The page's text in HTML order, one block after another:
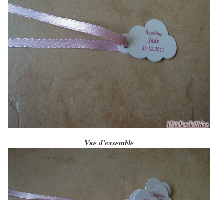
Vue d'ensemble